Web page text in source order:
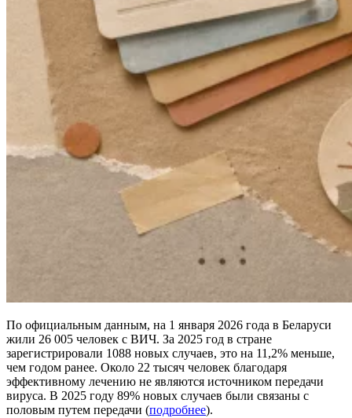
По официальным данным, на 1 января 2026 года в Беларуси
жили 26 005 человек с ВИЧ. За 2025 год в стране
зарегистрировали 1088 новых случаев, это на 11,2% меньше,
чем годом ранее. Около 22 тысяч человек благодаря
эффективному лечению не являются источником передачи
вируса. В 2025 году 89% новых случаев были связаны с
половым путем передачи (подробнее).